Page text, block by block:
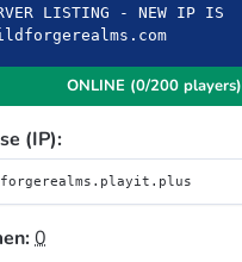
LISTING - NEW IP IS
ONLINE (0/200 players)
(IP):
0